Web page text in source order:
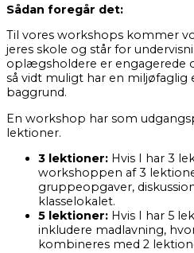
Sådan foregår det:
Til vores workshops kommer
jeres skole og står for
oplægsholdere er engagerede
så vidt muligt har en
baggrund.
En workshop har som
lektioner.
3 lektioner: Hvis I har 3
workshoppen af 3
gruppeopgaver,
klasselokalet.
5 lektioner: Hvis I har 5
inkludere madlavning,
kombineres med 2